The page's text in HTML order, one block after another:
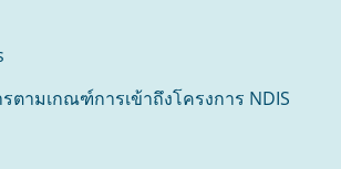
ตามเกณฑ์การเข้าถึงโครงการ NDIS